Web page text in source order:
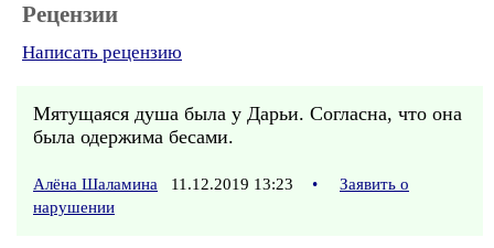
Рецензии
Написать рецензию
Мятущаяся душа была у Дарьи. Согласна, что она
была одержима бесами.
Алёна Шаламина 11.12.2019 13:23 •
Заявить о
нарушении